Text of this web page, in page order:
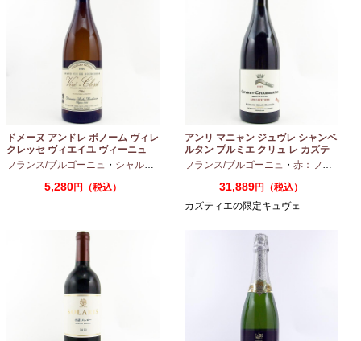
ドメーヌ アンドレ ボノーム ヴィレ
クレッセ ヴィエイユ ヴィーニュ
2024 750ml
フランス/ブルゴーニュ ・ シャルドネ
5,280円（税込）
アンリ マニャン ジュヴレ シャンベ
ルタン プルミエ クリュ レ カズテ
ィエ エルバージュ 24 モワ 2023
フランス/ブルゴーニュ ・ 赤：フルボディ
31,889円（税込）
カズティエの限定キュヴェ